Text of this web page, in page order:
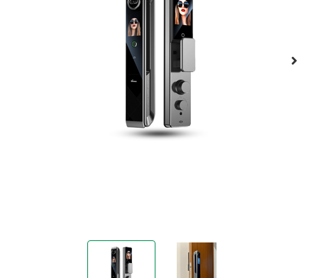
Khóa Biệt Thự Hiện Đại Face ID - 3D | EL999
Khóa Biệt Thự Hiện Đại Face ID